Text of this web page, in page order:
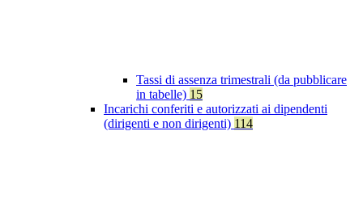
Tassi di assenza trimestrali (da pubblicare
in tabelle) 15
Incarichi conferiti e autorizzati ai dipendenti
(dirigenti e non dirigenti) 114